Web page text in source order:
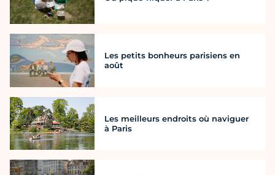
Les petits bonheurs parisiens en
août
Les meilleurs endroits où naviguer
à Paris